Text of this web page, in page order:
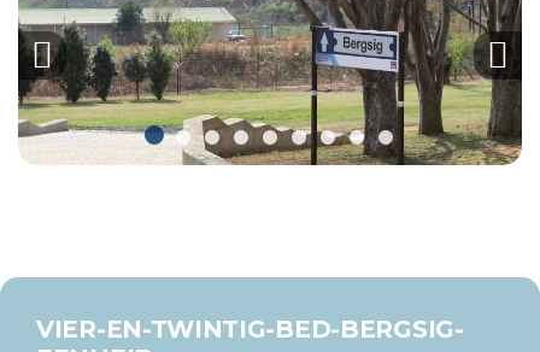
Previous
VIER-EN-TWINTIG-BED-BERGSIG-